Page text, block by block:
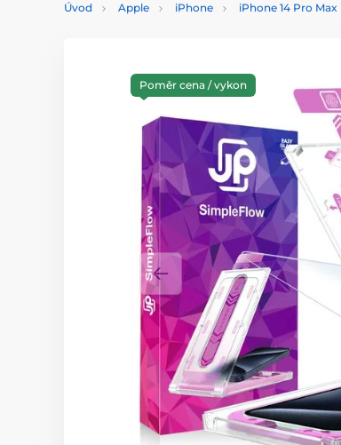
Úvod Apple iPhone iPhone 14 Pro Max
Poměr cena / vykon